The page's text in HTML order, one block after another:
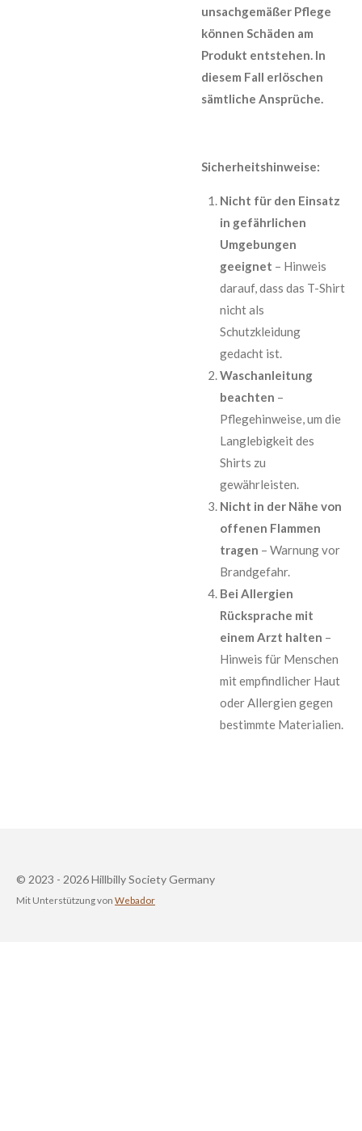
unsachgemäßer Pflege
können Schäden am
Produkt entstehen. In
diesem Fall erlöschen
sämtliche Ansprüche.
Sicherheitshinweise:
Nicht für den Einsatz
in gefährlichen
Umgebungen
geeignet – Hinweis
darauf, dass das T-Shirt
nicht als
Schutzkleidung
gedacht ist.
Waschanleitung
beachten –
Pflegehinweise, um die
Langlebigkeit des
Shirts zu
gewährleisten.
Nicht in der Nähe von
offenen Flammen
tragen – Warnung vor
Brandgefahr.
Bei Allergien
Rücksprache mit
einem Arzt halten –
Hinweis für Menschen
mit empfindlicher Haut
oder Allergien gegen
bestimmte Materialien.
© 2023 - 2026 Hillbilly Society Germany
Mit Unterstützung von Webador